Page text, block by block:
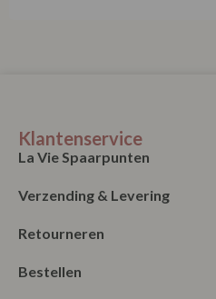
Klantenservice
La Vie Spaarpunten
Verzending & Levering
Retourneren
Bestellen